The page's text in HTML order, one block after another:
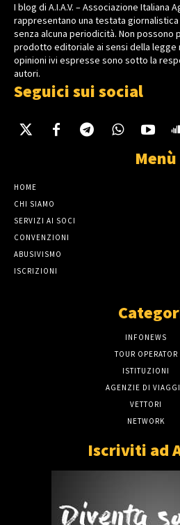
I blog di A.I.A.V. – Associazione Italiana
rappresentano una testata
senza alcuna periodicità. Non possono
prodotto editoriale ai sensi della legge
opinioni ivi espresse sono sotto la
autori.
Seguici sui social
Menù
HOME
CHI SIAMO
SERVIZI AI SOCI
CONVENZIONI
ABUSIVISMO
ISCRIZIONI
INFONEWS
TOUR OPERATOR
ISTITUZIONI
AGENZIE DI
VETTORI
NETWORK
Iscriviti ad